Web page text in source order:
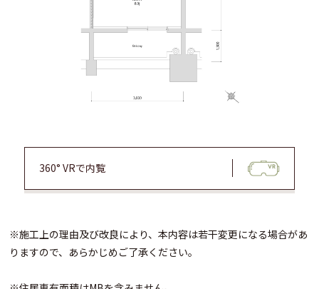
360° VRで内覧
※施工上の理由及び改良により、本内容は若干変更になる場合があ
りますので、あらかじめご了承ください。